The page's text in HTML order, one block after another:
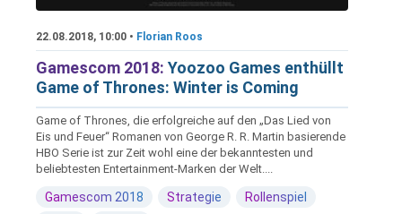
22.08.2018, 10:00 • Florian Roos
Gamescom 2018: Yoozoo Games enthüllt
Game of Thrones: Winter is Coming
Game of Thrones, die erfolgreiche auf den „Das Lied von
Eis und Feuer“ Romanen von George R. R. Martin basierende
HBO Serie ist zur Zeit wohl eine der bekanntesten und
beliebtesten Entertainment-Marken der Welt....
Gamescom 2018 Strategie
Rollenspiel